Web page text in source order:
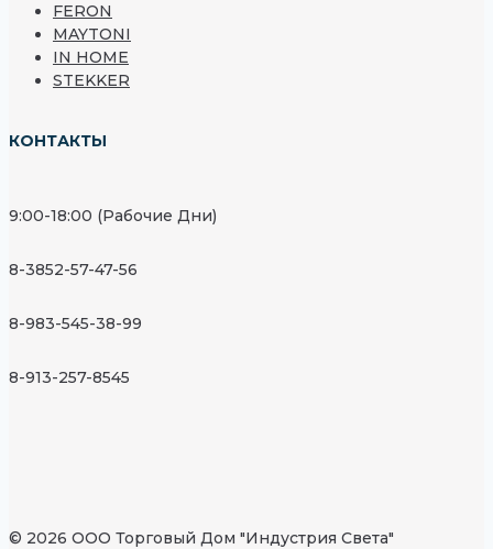
FERON
MAYTONI
IN HOME
STEKKER
КОНТАКТЫ
9:00-18:00 (Рабочие Дни)
8-3852-57-47-56
8-983-545-38-99
8-913-257-8545
© 2026 ООО Торговый Дом "Индустрия Света"